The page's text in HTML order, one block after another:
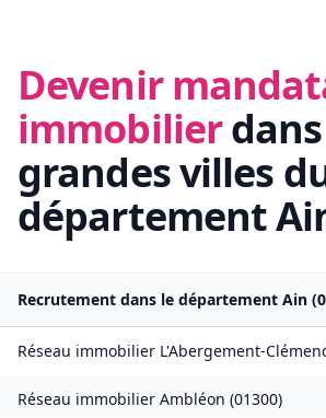
Devenir
immobilier
grandes villes
département
Recrutement dans le département Ain (
Réseau immobilier L'Abergement-
Réseau immobilier Ambléon (01300)